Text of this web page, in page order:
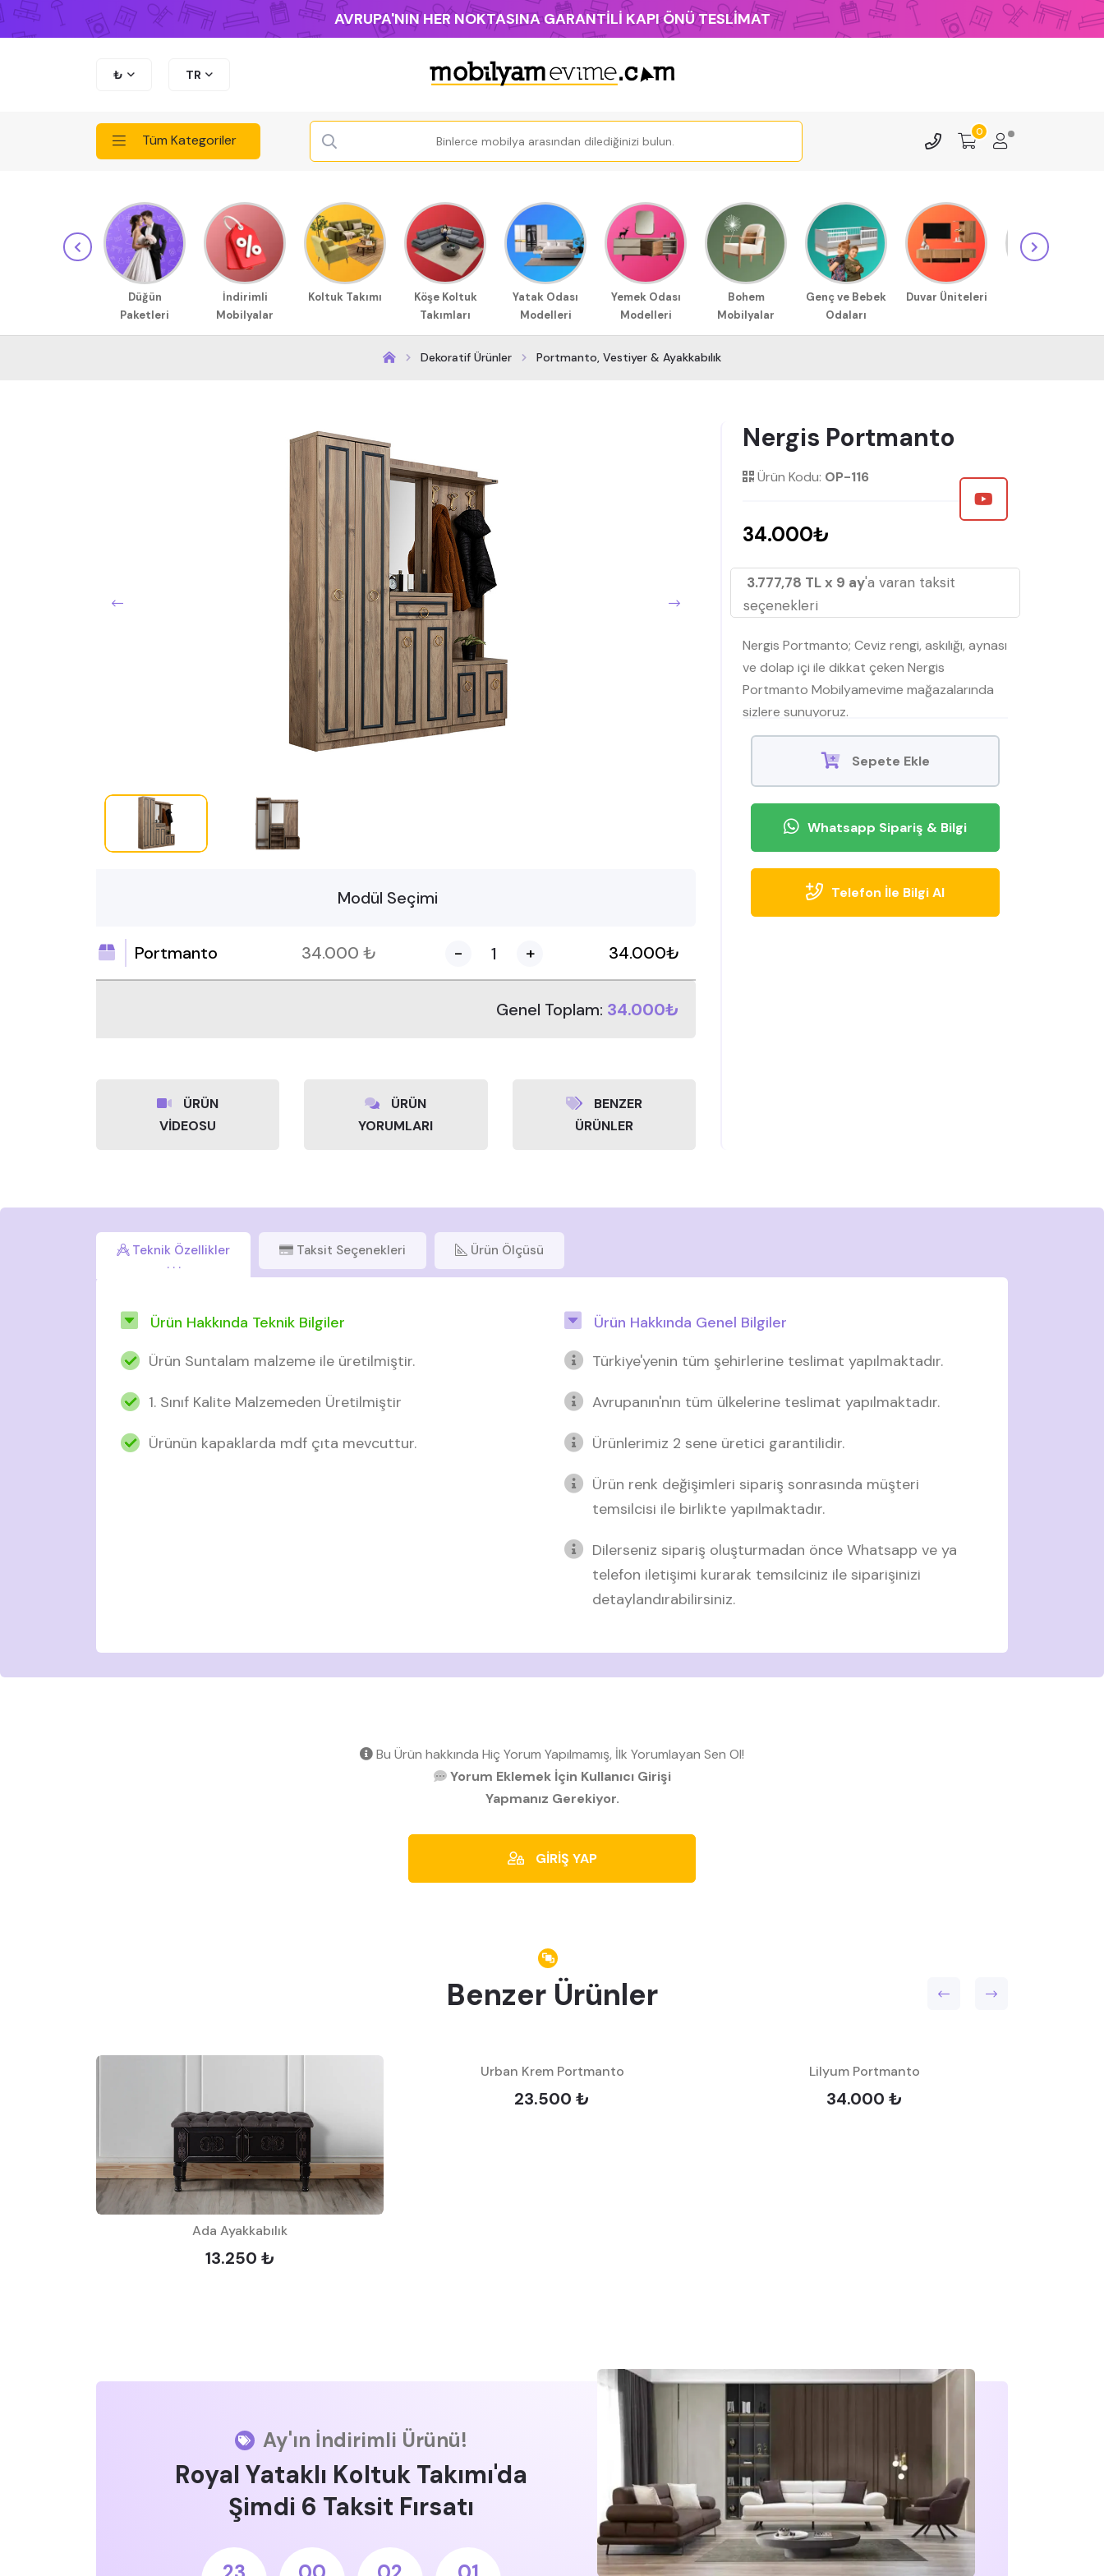
AVRUPA'NIN HER NOKTASINA GARANTİLİ KAPI ÖNÜ TESLİMAT
₺ TR
Tüm Kategoriler 0
Düğün
Paketleri
İndirimli
Mobilyalar
Koltuk Takımı
Köşe Koltuk
Takımları
Yatak Odası
Modelleri
Yemek Odası
Modelleri
Bohem
Mobilyalar
Genç ve Bebek
Odaları
Duvar Üniteleri
Dekoratif Ürünler Portmanto, Vestiyer & Ayakkabılık
Modül Seçimi
Portmanto 34.000 ₺ - + 34.000₺
Genel Toplam: 34.000₺
ÜRÜN
VİDEOSU
ÜRÜN
YORUMLARI
BENZER
ÜRÜNLER
Nergis Portmanto
Ürün Kodu: OP-116
34.000₺
3.777,78 TL x 9 ay'a varan taksit
seçenekleri
Nergis Portmanto; Ceviz rengi, askılığı, aynası
ve dolap içi ile dikkat çeken Nergis
Portmanto Mobilyamevime mağazalarında
sizlere sunuyoruz.
Sepete Ekle
Whatsapp Sipariş & Bilgi
Telefon İle Bilgi Al
Teknik Özellikler Taksit Seçenekleri Ürün Ölçüsü
Ürün Hakkında Teknik Bilgiler
Ürün Suntalam malzeme ile üretilmiştir.
1. Sınıf Kalite Malzemeden Üretilmiştir
Ürünün kapaklarda mdf çıta mevcuttur.
Ürün Hakkında Genel Bilgiler
Türkiye'yenin tüm şehirlerine teslimat yapılmaktadır.
Avrupanın'nın tüm ülkelerine teslimat yapılmaktadır.
Ürünlerimiz 2 sene üretici garantilidir.
Ürün renk değişimleri sipariş sonrasında müşteri
temsilcisi ile birlikte yapılmaktadır.
Dilerseniz sipariş oluşturmadan önce Whatsapp ve ya
telefon iletişimi kurarak temsilciniz ile siparişinizi
detaylandırabilirsiniz.
Bu Ürün hakkında Hiç Yorum Yapılmamış, İlk Yorumlayan Sen Ol!
Yorum Eklemek İçin Kullanıcı Girişi
Yapmanız Gerekiyor.
GİRİŞ YAP
Benzer Ürünler
Ada Ayakkabılık
13.250 ₺
Urban Krem Portmanto
23.500 ₺
Lilyum Portmanto
34.000 ₺
Ay'ın İndirimli Ürünü!
Royal Yataklı Koltuk Takımı'da
Şimdi 6 Taksit Fırsatı